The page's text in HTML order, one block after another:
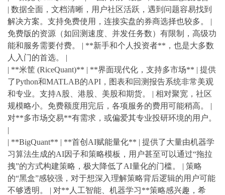
| 数据全面，文档清晰，用户社区活跃，遇到问题容易找到
解决方案。支持免费使用，连接实盘的券商选择也较多。 |
免费版的资源（如回测速度、并发任务数）有限制，高级功
能和服务需要付费。 | **新手和个人投资者**，也是大多数
人入门的首选。 |
| **米筐 (RiceQuant)** | **界面现代化，支持多市场** | 提供
了Python和MATLAB的API，图表和回测报告系统非常美观
和专业。支持A股、港股、美股和期货。 | 相对聚宽，社区
规模略小。免费额度用完后，各项服务的费用可能稍高。 |
对**多市场交易**有需求，或偏爱其专业投研环境的用户。
|
| **BigQuant** | **首创AI赋能量化** | 提供了大量由机器学
习算法生成的AI因子和策略模板，用户甚至可以通过“拖拉
拽”的方式构建策略，极大降低了AI量化的门槛。 | 策略
的“黑盒”感较强，对于想深入理解策略背后逻辑的用户可能
不够透明。 | 对**人工智能、机器学习**策略感兴趣，希